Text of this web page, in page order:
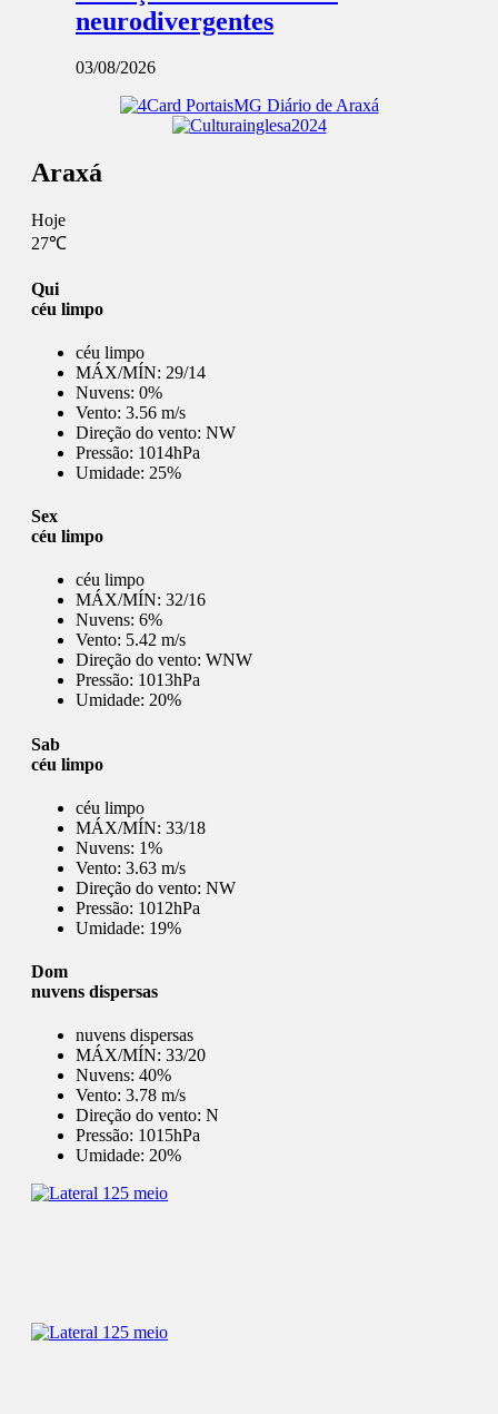
neurodivergentes
03/08/2026
Araxá
Hoje
27℃
Qui
céu limpo
céu limpo
MÁX/MÍN: 29/14
Nuvens: 0%
Vento: 3.56 m/s
Direção do vento: NW
Pressão: 1014hPa
Umidade: 25%
Sex
céu limpo
céu limpo
MÁX/MÍN: 32/16
Nuvens: 6%
Vento: 5.42 m/s
Direção do vento: WNW
Pressão: 1013hPa
Umidade: 20%
Sab
céu limpo
céu limpo
MÁX/MÍN: 33/18
Nuvens: 1%
Vento: 3.63 m/s
Direção do vento: NW
Pressão: 1012hPa
Umidade: 19%
Dom
nuvens dispersas
nuvens dispersas
MÁX/MÍN: 33/20
Nuvens: 40%
Vento: 3.78 m/s
Direção do vento: N
Pressão: 1015hPa
Umidade: 20%